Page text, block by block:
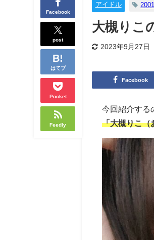
Facebook
post
はてブ
Pocket
Feedly
アイドル
大槻りこ
2023年9月27日
Facebook
今回紹介する
「大槻りこ（